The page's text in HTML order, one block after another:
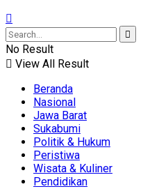
No Result
View All Result
Beranda
Nasional
Jawa Barat
Sukabumi
Politik & Hukum
Peristiwa
Wisata & Kuliner
Pendidikan